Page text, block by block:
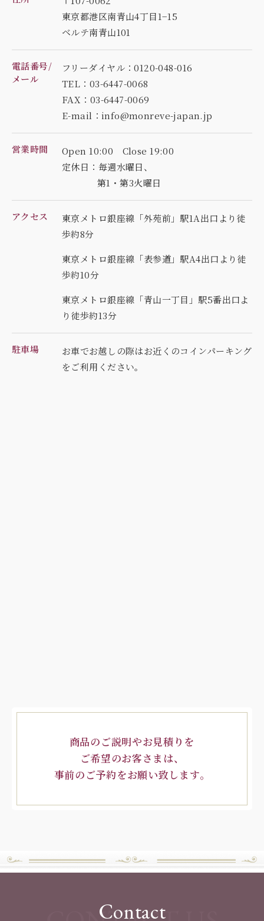
東京都港区南青山4丁目1−15
ベルテ南青山101
電話番号/
メール
フリーダイヤル：0120-048-016
TEL：03-6447-0068
FAX：03-6447-0069
E-mail：info@monreve-japan.jp
営業時間
Open 10:00 Close 19:00
定休日：毎週水曜日、
第1・第3火曜日
アクセス
東京メトロ銀座線「外苑前」駅1A出口より徒
歩約8分
東京メトロ銀座線「表参道」駅A4出口より徒
歩約10分
東京メトロ銀座線「青山一丁目」駅5番出口よ
り徒歩約13分
駐車場
お車でお越しの際はお近くのコインパーキング
をご利用ください。
商品のご説明やお見積りを
ご希望のお客さまは、
事前のご予約をお願い致します。
Contact